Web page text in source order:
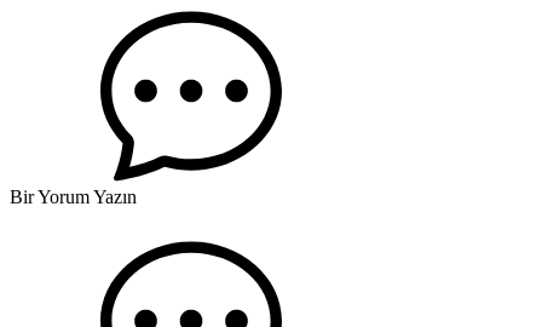
Bir Yorum Yazın